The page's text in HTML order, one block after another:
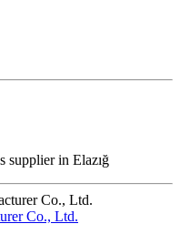
supplier in Elazığ
Co., Ltd.